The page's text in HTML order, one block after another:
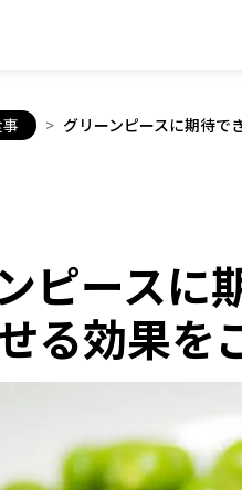
> グリーンピースに期待で
ピースに
る効果を